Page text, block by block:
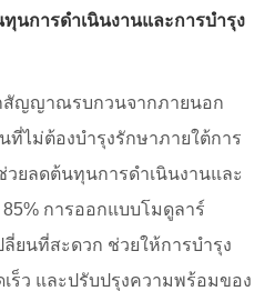
นการดำเนินงานและการบำรุง
สัญญาณรบกวนจากภายนอก
ที่ไม่ต้องบำรุงรักษาภายใต้การ
วยลดต้นทุนการดำเนินงานและ
การออกแบบโมดูลาร์
ลี่ยนที่สะดวก ช่วยให้การบำรุง
ร็ว และปรับปรุงความพร้อมของ